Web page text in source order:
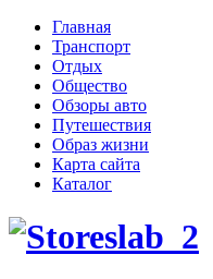
Главная
Транспорт
Отдых
Общество
Обзоры авто
Путешествия
Образ жизни
Карта сайта
Каталог